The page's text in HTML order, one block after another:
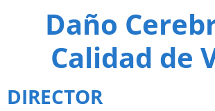
Daño
Calidad de
DIRECTOR